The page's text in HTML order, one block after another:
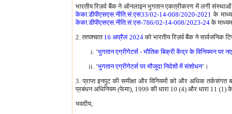
भारतीय रिज़र्व बैंक ने ऑनलाइन भुगतान एकत्रीकरण में लगी
केका.डीपीएसएस.नीति.सं.एस33/02-14-008/2020-2021 के
केका.डीपीएसएस.नीति.सं.एस-786/02-14-008/2023-24के माध्यम
2. तत्पश्चात 16 अप्रैल 2024को भारतीय रिज़र्व बैंक ने सार्वजनिक
‘भुगतान एग्रीगेटर्स - भौतिक बिक्री केंद्र के विनियमन पर
‘भुगतान एग्रीगेटर्स पर मौजूदा निदेशों में संशोधन’।
3. प्राप्त इनपुट की समीक्षा और विनियमों को और अधिक
प्रबंधन अधिनियम (फेमा), 1999 की धारा 10 (4) और धारा 11 (1)
भवदीय,